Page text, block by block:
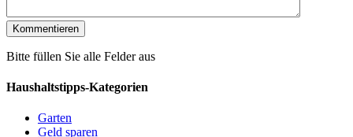
Bitte füllen Sie alle Felder aus
Haushaltstipps-Kategorien
Garten
Geld sparen